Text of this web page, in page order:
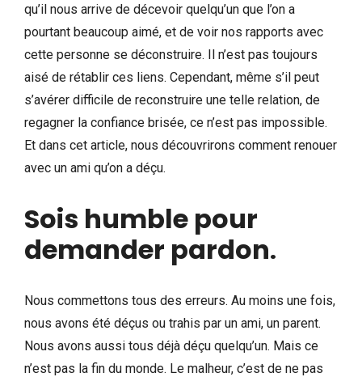
qu’il nous arrive de décevoir quelqu’un que l’on a
pourtant beaucoup aimé, et de voir nos rapports avec
cette personne se déconstruire. Il n’est pas toujours
aisé de rétablir ces liens. Cependant, même s’il peut
s’avérer difficile de reconstruire une telle relation, de
regagner la confiance brisée, ce n’est pas impossible.
Et dans cet article, nous découvrirons comment renouer
avec un ami qu’on a déçu.
Sois humble pour
demander pardon.
Nous commettons tous des erreurs. Au moins une fois,
nous avons été déçus ou trahis par un ami, un parent.
Nous avons aussi tous déjà déçu quelqu’un. Mais ce
n’est pas la fin du monde. Le malheur, c’est de ne pas